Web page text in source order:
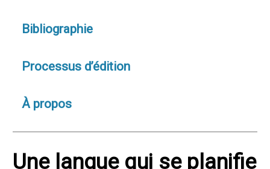
Bibliographie
Processus d’édition
À propos
Une langue qui se planifie